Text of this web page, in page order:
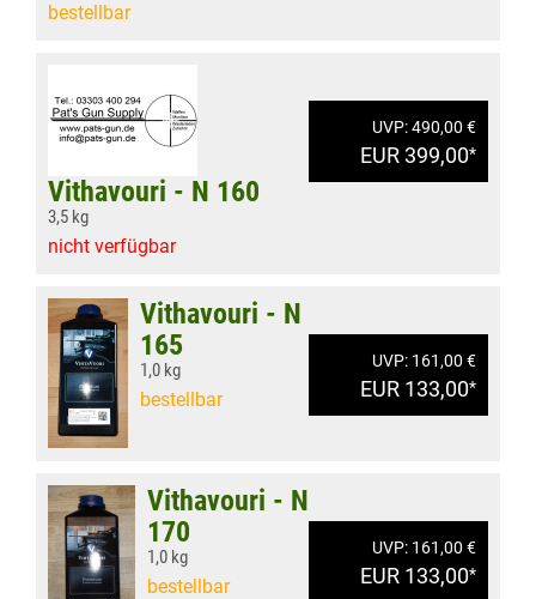
bestellbar
UVP: 490,00 €
EUR 399,00*
Vithavouri - N 160
3,5 kg
nicht verfügbar
UVP: 161,00 €
EUR 133,00*
Vithavouri - N
165
1,0 kg
bestellbar
UVP: 161,00 €
EUR 133,00*
Vithavouri - N
170
1,0 kg
bestellbar